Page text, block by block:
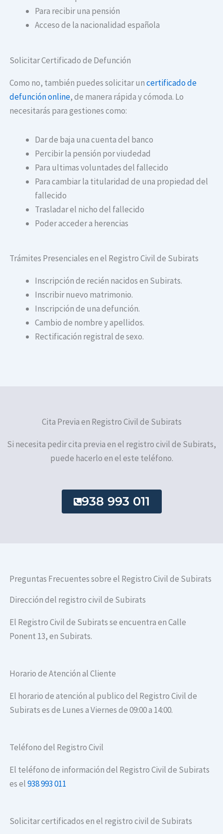
Para recibir una pensión
Acceso de la nacionalidad española
Solicitar Certificado de Defunción
Como no, también puedes solicitar uncertificado de
defunción online, de manera rápida y cómoda. Lo
necesitarás para gestiones como:
Dar de baja una cuenta del banco
Percibir la pensión por viudedad
Para ultimas voluntades del fallecido
Para cambiar la titularidad de una propiedad del
fallecido
Trasladar el nicho del fallecido
Poder acceder a herencias
Trámites Presenciales en el Registro Civil de Subirats
Inscripción de recién nacidos en Subirats.
Inscribir nuevo matrimonio.
Inscripción de una defunción.
Cambio de nombre y apellidos.
Rectificación registral de sexo.
Cita Previa en Registro Civil de Subirats
Si necesita pedir cita previa en el registro civil de Subirats,
puede hacerlo en el este teléfono.
938 993 011
Preguntas Frecuentes sobre el Registro Civil de Subirats
Dirección del registro civil de Subirats
El Registro Civil de Subirats se encuentra en Calle
Ponent 13, en Subirats.
Horario de Atención al Cliente
El horario de atención al publico del Registro Civil de
Subirats es de Lunes a Viernes de 09:00 a 14:00.
Teléfono del Registro Civil
El teléfono de información del Registro Civil de Subirats
es el938 993 011
Solicitar certificados en el registro civil de Subirats